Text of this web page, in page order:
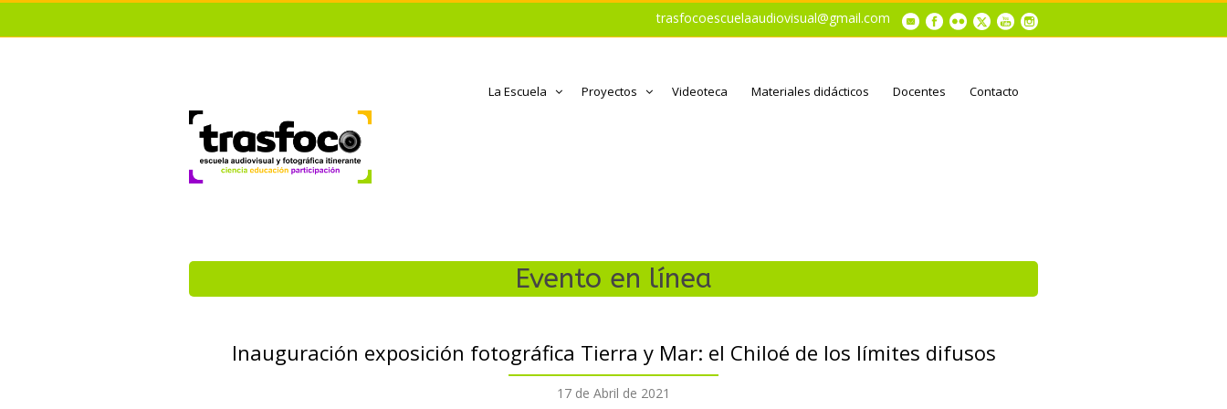
trasfocoescuelaaudiovisual@gmail.com
La Escuela Proyectos Videoteca Materiales didácticos Docentes Contacto
Evento en línea
Inauguración exposición fotográfica Tierra y Mar: el Chiloé de los límites difusos
17 de Abril de 2021